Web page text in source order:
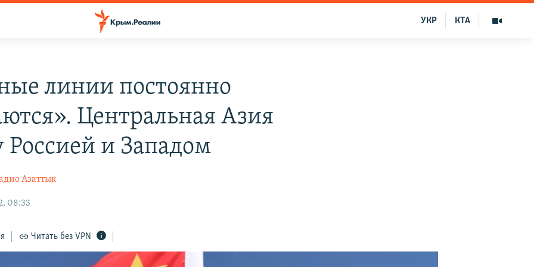
КТА
УКР
линии постоянно
Центральная Азия
и Западом
Азаттык
08:33
Читать без VPN